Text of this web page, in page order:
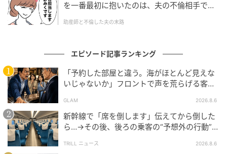
笑顔で式に立っていた数時間前の夫が、まったく別の
人間に見えた。お金の管理はその日のうちに私が全部
た。自分の貯金額は、これから先も絶対に言わない。
義両親に真相を伝える勇気はまだ持てていない。
※GLAMが独自に実施したアンケートで集めた、30
代・女性読者様の体験談をもとに記事化しています
※本コンテンツ内の画像は、生成AIを利用して作成し
ています。
を一番最初に抱いたのは、夫の不倫相手でし
助産師と不倫した夫の末路
エピソード記事ランキング
「予約した部屋と違う。海がほとんど見えな
いじゃないか」フロントで声を荒らげる客。
GLAM 2026.8.6
新幹線で「席を倒します」伝えてから倒した
ら…→その後、後ろの乗客の“予想外の行動”に
TRILL ニュース 2026.8.6